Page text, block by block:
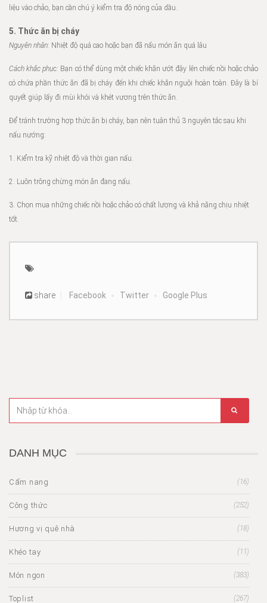
liệu vào chảo, bạn cần chú ý kiểm tra độ nóng của dầu.
5. Thức ăn bị cháy
Nguyên nhân: Nhiệt độ quá cao hoặc bạn đã nấu món ăn quá lâu
Cách khắc phục: Bạn có thể dùng một chiếc khăn ướt đậy lên chiếc nồi hoặc chảo
có chứa phần thức ăn đã bị cháy đến khi chiếc khăn nguội hoàn toàn. Đây là bí
quyết giúp lấy đi mùi khói và khét vương trên thức ăn.
Để tránh trường hợp thức ăn bị cháy, bạn nên tuân thủ 3 nguyên tắc sau khi
nấu nướng:
1. Kiểm tra kỹ nhiệt độ và thời gian nấu.
2. Luôn trông chừng món ăn đang nấu.
3. Chọn mua những chiếc nồi hoặc chảo có chất lượng và khả năng chịu nhiệt
tốt.
share Facebook Twitter Google Plus
DANH MỤC
Cẩm nang (16)
Công thức (252)
Hương vị quê nhà (18)
Khéo tay (11)
Món ngon (383)
Toplist (267)